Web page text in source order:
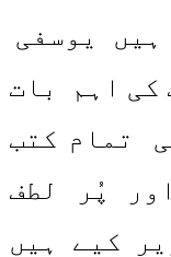
یوسفی
کی اہم بات
تمام کتب
پُر لطف
کیے ہیں